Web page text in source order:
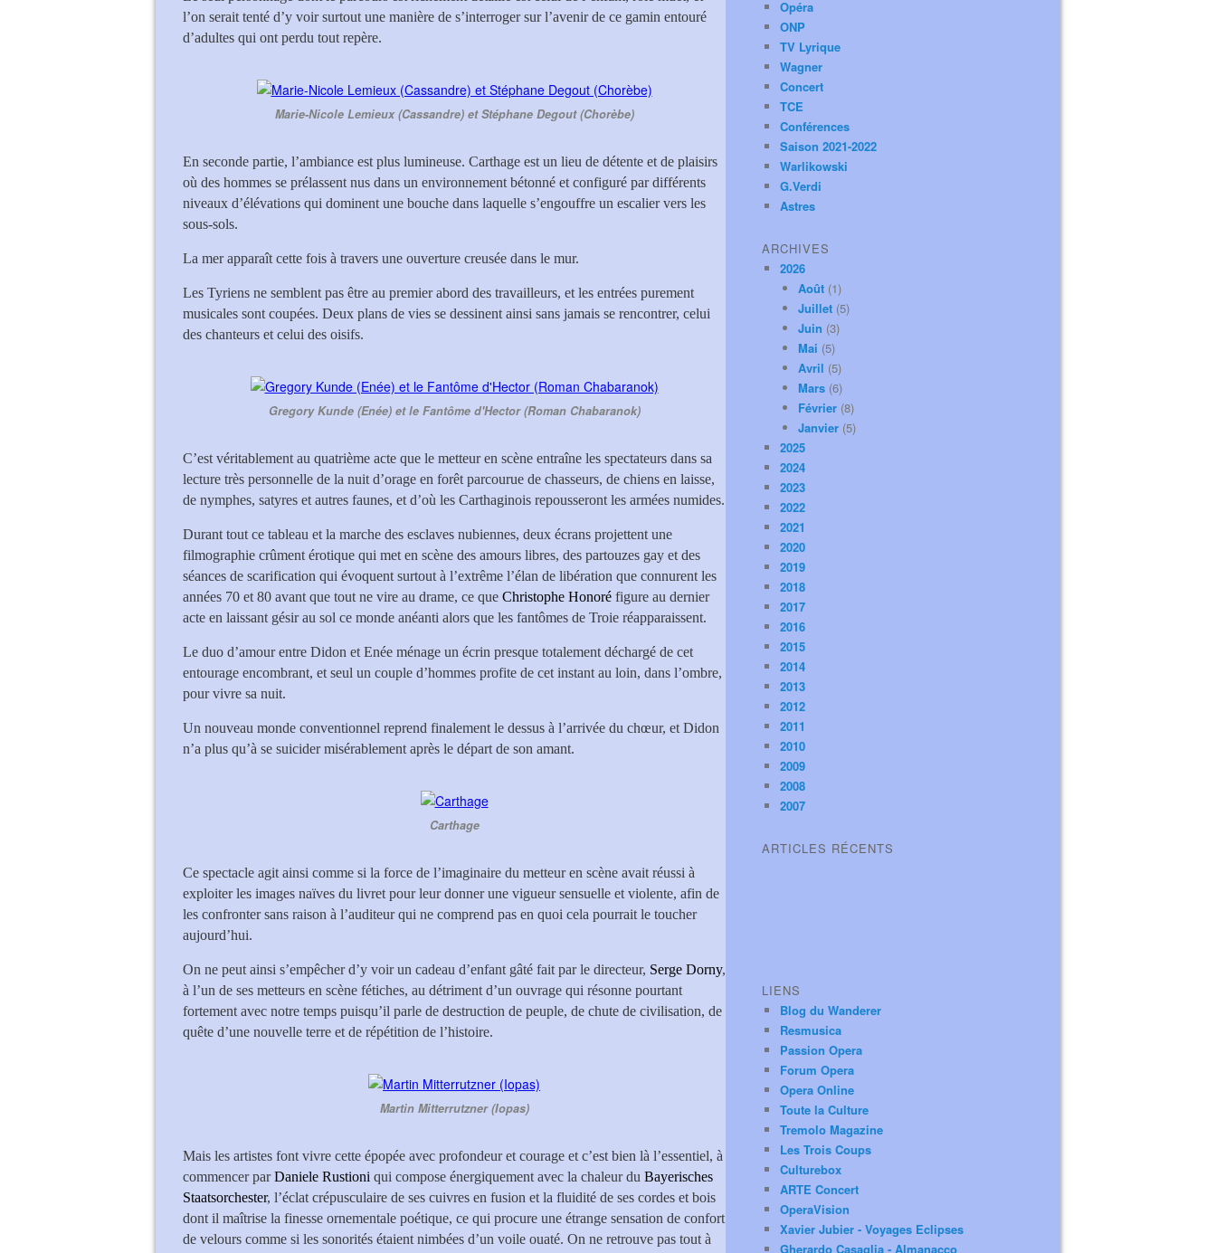
l’on serait tenté d’y voir surtout une manière de s’interroger sur l’avenir de ce gamin entouré
d’adultes qui ont perdu tout repère.
Marie-Nicole Lemieux (Cassandre) et Stéphane Degout (Chorèbe)
En seconde partie, l’ambiance est plus lumineuse. Carthage est un lieu de détente et de plaisirs
où des hommes se prélassent nus dans un environnement bétonné et configuré par différents
niveaux d’élévations qui dominent une bouche dans laquelle s’engouffre un escalier vers les
sous-sols.
La mer apparaît cette fois à travers une ouverture creusée dans le mur.
Les Tyriens ne semblent pas être au premier abord des travailleurs, et les entrées purement
musicales sont coupées. Deux plans de vies se dessinent ainsi sans jamais se rencontrer, celui
des chanteurs et celui des oisifs.
Gregory Kunde (Enée) et le Fantôme d'Hector (Roman Chabaranok)
C’est véritablement au quatrième acte que le metteur en scène entraîne les spectateurs dans sa
lecture très personnelle de la nuit d’orage en forêt parcourue de chasseurs, de chiens en laisse,
de nymphes, satyres et autres faunes, et d’où les Carthaginois repousseront les armées numides.
Durant tout ce tableau et la marche des esclaves nubiennes, deux écrans projettent une
filmographie crûment érotique qui met en scène des amours libres, des partouzes gay et des
séances de scarification qui évoquent surtout à l’extrême l’élan de libération que connurent les
années 70 et 80 avant que tout ne vire au drame, ce que Christophe Honoré figure au dernier
acte en laissant gésir au sol ce monde anéanti alors que les fantômes de Troie réapparaissent.
Le duo d’amour entre Didon et Enée ménage un écrin presque totalement déchargé de cet
entourage encombrant, et seul un couple d’hommes profite de cet instant au loin, dans l’ombre,
pour vivre sa nuit.
Un nouveau monde conventionnel reprend finalement le dessus à l’arrivée du chœur, et Didon
n’a plus qu’à se suicider misérablement après le départ de son amant.
Carthage
Ce spectacle agit ainsi comme si la force de l’imaginaire du metteur en scène avait réussi à
exploiter les images naïves du livret pour leur donner une vigueur sensuelle et violente, afin de
les confronter sans raison à l’auditeur qui ne comprend pas en quoi cela pourrait le toucher
aujourd’hui.
On ne peut ainsi s’empêcher d’y voir un cadeau d’enfant gâté fait par le directeur, Serge Dorny,
à l’un de ses metteurs en scène fétiches, au détriment d’un ouvrage qui résonne pourtant
fortement avec notre temps puisqu’il parle de destruction de peuple, de chute de civilisation, de
quête d’une nouvelle terre et de répétition de l’histoire.
Martin Mitterrutzner (Iopas)
Mais les artistes font vivre cette épopée avec profondeur et courage et c’est bien là l’essentiel, à
commencer parDaniele Rustioni qui compose énergiquement avec la chaleur du Bayerisches
Staatsorchester, l’éclat crépusculaire de ses cuivres en fusion et la fluidité de ses cordes et bois
dont il maîtrise la finesse ornementale poétique, ce qui procure une étrange sensation de confort
de velours comme si les sonorités étaient nimbées d’un voile ouaté. On ne retrouve pas tout à
Opéra
ONP
TV Lyrique
Wagner
Concert
TCE
Conférences
Saison 2021-2022
Warlikowski
G.Verdi
Astres
ARCHIVES
2026
Août (1)
Juillet (5)
Juin (3)
Mai (5)
Avril (5)
Mars (6)
Février (8)
Janvier (5)
2025
2024
2023
2022
2021
2020
2019
2018
2017
2016
2015
2014
2013
2012
2011
2010
2009
2008
2007
ARTICLES RÉCENTS
LIENS
Blog du Wanderer
Resmusica
Passion Opera
Forum Opera
Opera Online
Toute la Culture
Tremolo Magazine
Les Trois Coups
Culturebox
ARTE Concert
OperaVision
Xavier Jubier - Voyages Eclipses
Gherardo Casaglia - Almanacco